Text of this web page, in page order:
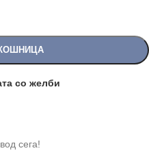
со желби
сега!